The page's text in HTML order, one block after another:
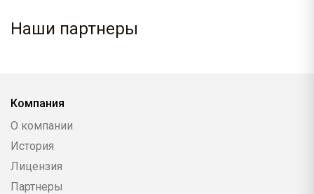
Наши партнеры
Компания
О компании
История
Лицензия
Партнеры